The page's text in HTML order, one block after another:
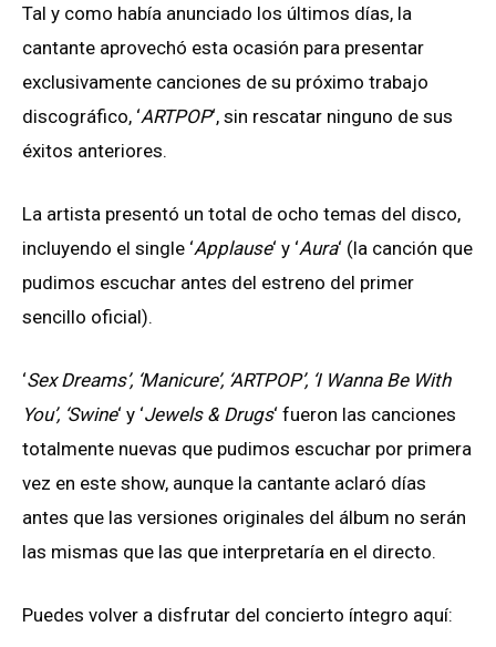
Tal y como había anunciado los últimos días, la
cantante aprovechó esta ocasión para presentar
exclusivamente canciones de su próximo trabajo
discográfico, ‘ARTPOP‘, sin rescatar ninguno de sus
éxitos anteriores.
La artista presentó un total de ocho temas del disco,
incluyendo el single ‘Applause‘ y ‘Aura‘ (la canción que
pudimos escuchar antes del estreno del primer
sencillo oficial).
‘Sex Dreams’, ‘Manicure’, ‘ARTPOP’, ‘I Wanna Be With
You’, ‘Swine‘ y ‘Jewels & Drugs‘ fueron las canciones
totalmente nuevas que pudimos escuchar por primera
vez en este show, aunque la cantante aclaró días
antes que las versiones originales del álbum no serán
las mismas que las que interpretaría en el directo.
Puedes volver a disfrutar del concierto íntegro aquí: